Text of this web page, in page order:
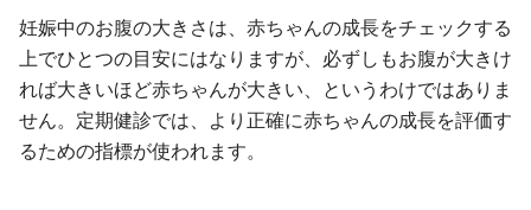
妊娠中のお腹の大きさは、赤ちゃんの成長をチェックする
上でひとつの目安にはなりますが、必ずしもお腹が大きけ
れば大きいほど赤ちゃんが大きい、というわけではありま
せん。定期健診では、より正確に赤ちゃんの成長を評価す
るための指標が使われます。